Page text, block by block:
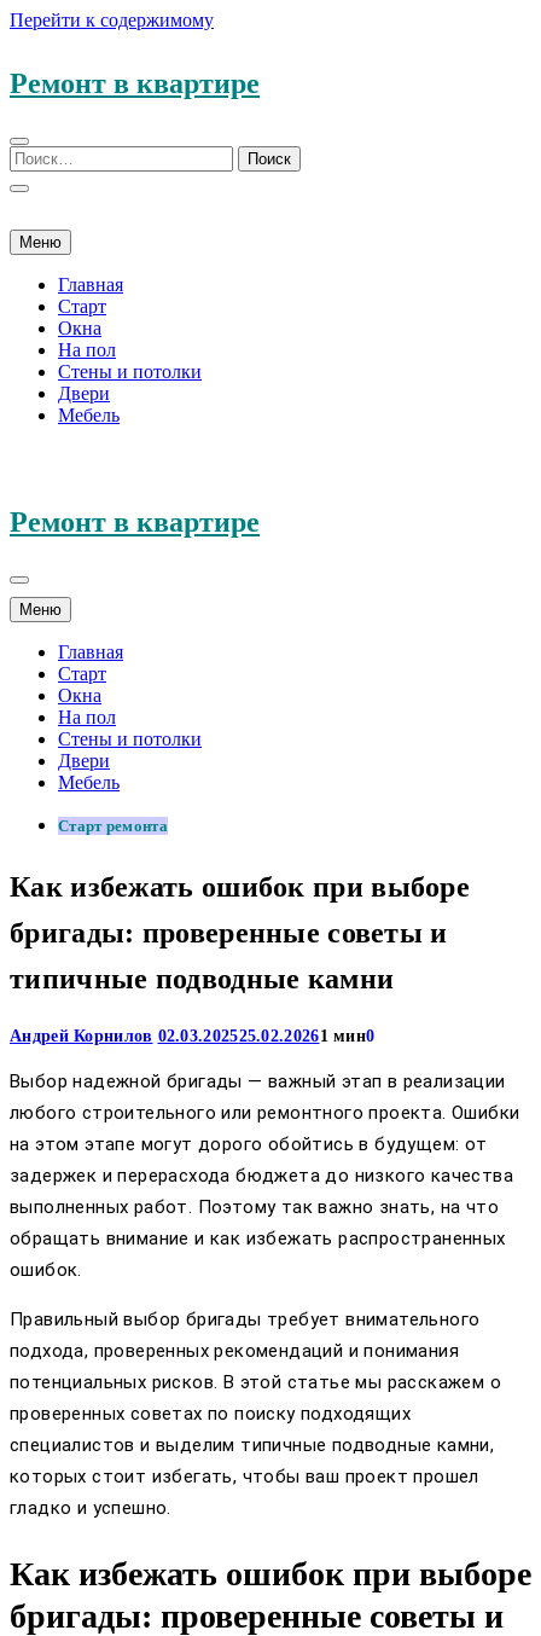
Перейти к содержимому
Ремонт в квартире
Меню
Главная
Старт
Окна
На пол
Стены и потолки
Двери
Мебель
Ремонт в квартире
Меню
Главная
Старт
Окна
На пол
Стены и потолки
Двери
Мебель
Старт ремонта
Как избежать ошибок при выборе
бригады: проверенные советы и
типичные подводные камни
Андрей Корнилов 02.03.202525.02.20261 мин0
Выбор надежной бригады — важный этап в реализации
любого строительного или ремонтного проекта. Ошибки
на этом этапе могут дорого обойтись в будущем: от
задержек и перерасхода бюджета до низкого качества
выполненных работ. Поэтому так важно знать, на что
обращать внимание и как избежать распространенных
ошибок.
Правильный выбор бригады требует внимательного
подхода, проверенных рекомендаций и понимания
потенциальных рисков. В этой статье мы расскажем о
проверенных советах по поиску подходящих
специалистов и выделим типичные подводные камни,
которых стоит избегать, чтобы ваш проект прошел
гладко и успешно.
Как избежать ошибок при выборе
бригады: проверенные советы и